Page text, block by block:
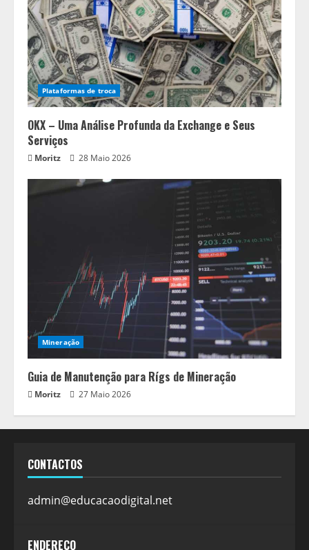
Plataformas de troca
OKX – Uma Análise Profunda da Exchange e Seus
Serviços
Moritz 28 Maio 2026
Mineração
Guia de Manutenção para Rígs de Mineração
Moritz 27 Maio 2026
CONTACTOS
admin@educacaodigital.net
ENDEREÇO